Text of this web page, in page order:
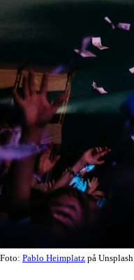
Foto: Pablo Heimplatz på Unsplash